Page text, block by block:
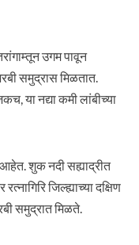
उगम पावून
समुद्रास मिळतात.
या नद्या कमी लांबीच्या
आहेत. शुक नदी सह्याद्रीत
जिल्ह्याच्या दक्षिण
समुद्रात मिळते.